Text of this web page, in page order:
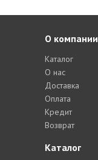
Каталог
О компании
Каталог
О нас
Доставка
Оплата
Кредит
Возврат